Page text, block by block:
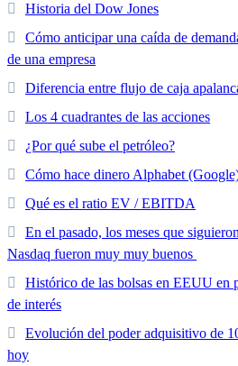
Historia del Dow Jones
Cómo anticipar una caída de
de una empresa
Diferencia entre flujo de caja
Los 4 cuadrantes de las acciones
¿Por qué sube el petróleo?
Cómo hace dinero Alphabet
Qué es el ratio EV / EBITDA
En el pasado, los meses que
Nasdaq fueron muy muy buenos
Histórico de las bolsas en EEUU en
de interés
Evolución del poder adquisitivo de
hoy